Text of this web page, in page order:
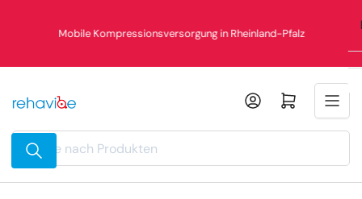
Mobile Kompressionsversorgung in Rheinland-Pfalz
Suche
nach
Produkten
Mini-Warenkorb öffnen